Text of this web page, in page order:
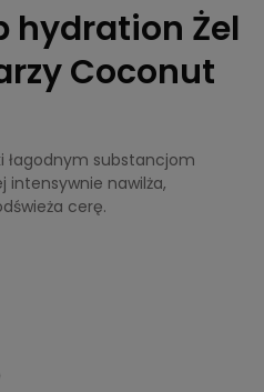
hydration Żel
Coconut
łagodnym substancjom
intensywnie nawilża,
cerę.